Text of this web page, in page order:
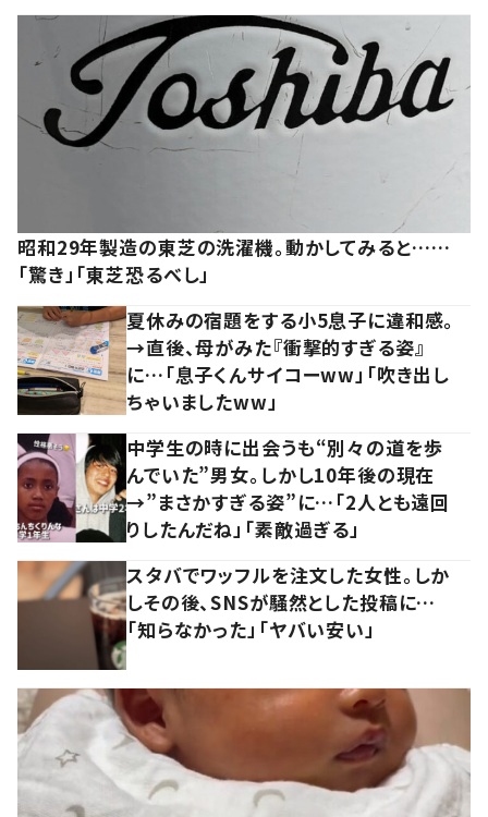
昭和29年製造の東芝の洗濯機。動かしてみると……
「驚き」「東芝恐るべし」
夏休みの宿題をする小5息子に違和感。
→直後、母がみた『衝撃的すぎる姿』
に…「息子くんサイコーww」「吹き出し
ちゃいましたww」
中学生の時に出会うも“別々の道を歩
んでいた”男女。しかし10年後の現在
→”まさかすぎる姿”に…「2人とも遠回
りしたんだね」「素敵過ぎる」
スタバでワッフルを注文した女性。しか
しその後、SNSが騒然とした投稿に…
「知らなかった」「ヤバい安い」